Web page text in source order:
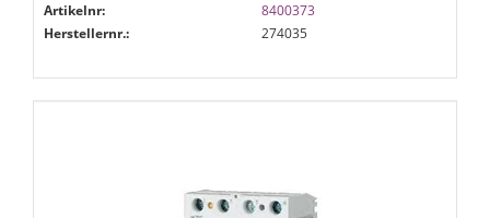
Artikelnr:
8400373
Herstellernr.:
274035